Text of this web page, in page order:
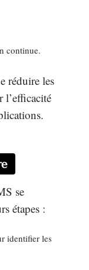
continue.
réduire les
l’efficacité
se
étapes :
identifier les